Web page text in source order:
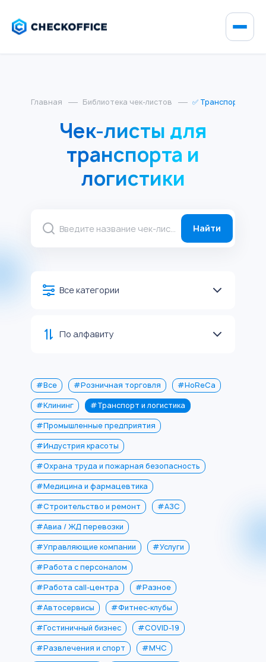
Главная Библиотека чек-листов ✅ Транспорт и
Чек-листы для
транспорта и
логистики
Найти
Все категории
По алфавиту
#Все #Розничная торговля
#HoReCa
#Клининг
#Транспорт и логистика
#Промышленные предприятия
#Индустрия красоты
#Охрана труда и пожарная безопасность
#Медицина и фармацевтика
#Строительство и ремонт
#АЗС
#Авиа / ЖД перевозки
#Управляющие компании
#Услуги
#Работа с персоналом
#Работа call-центра
#Разное
#Автосервисы
#Фитнес-клубы
#Гостиничный бизнес
#COVID-19
#Развлечения и спорт
#МЧС